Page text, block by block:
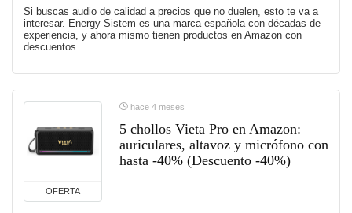
Si buscas audio de calidad a precios que no duelen, esto te va a
interesar. Energy Sistem es una marca española con décadas de
experiencia, y ahora mismo tienen productos en Amazon con
descuentos ...
OFERTA
hace 4 meses
5 chollos Vieta Pro en Amazon:
auriculares, altavoz y micrófono con
hasta -40% (Descuento -40%)